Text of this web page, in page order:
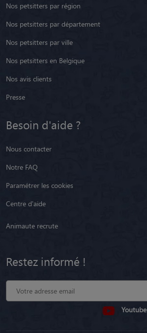
Nos petsitters par région
Nos petsitters par département
Nos petsitters par ville
Nos petsitters en Belgique
Nos avis clients
Presse
Besoin d'aide ?
Nous contacter
Notre FAQ
Paramétrer les cookies
Centre d'aide
Animaute recrute
Restez informé !
Youtube